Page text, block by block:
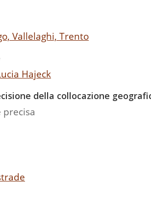
Vallelaghi, Trento
Hajeck
della collocazione
precisa